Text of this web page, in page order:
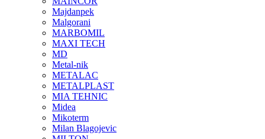
Majdanpek
Malgorani
MARBOMIL
MAXI TECH
MD
Metal-nik
METALAC
METALPLAST
MIA TEHNIC
Midea
Mikoterm
Milan Blagojevic